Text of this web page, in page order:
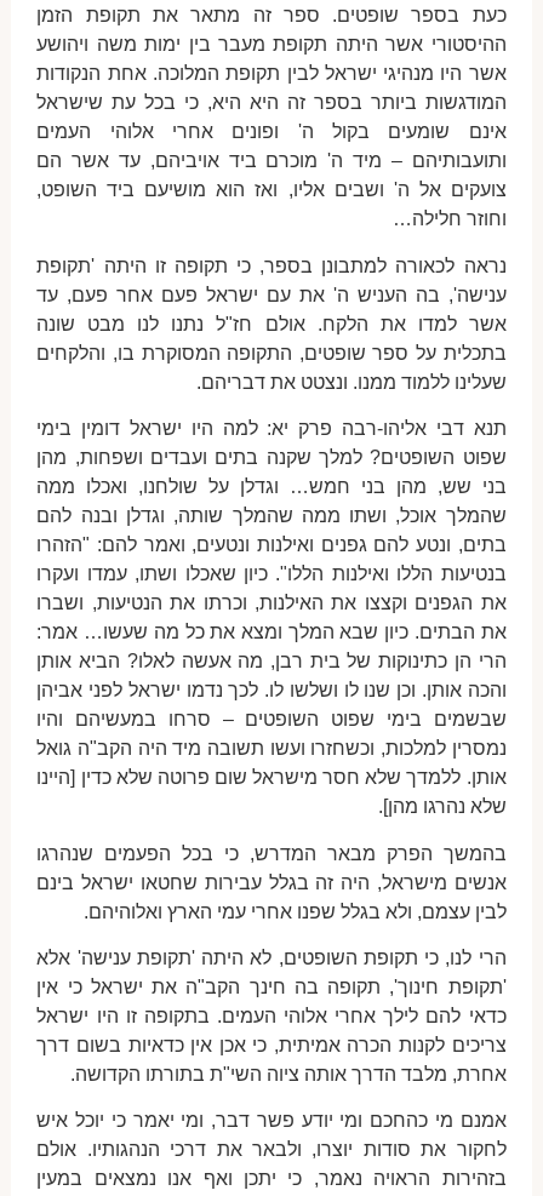
כעת בספר שופטים. ספר זה מתאר את תקופת הזמן
ההיסטורי אשר היתה תקופת מעבר בין ימות משה ויהושע
אשר היו מנהיגי ישראל לבין תקופת המלוכה. אחת הנקודות
המודגשות ביותר בספר זה היא היא, כי בכל עת שישראל
אינם שומעים בקול ה' ופונים אחרי אלוהי העמים
ותועבותיהם – מיד ה' מוכרם ביד אויביהם, עד אשר הם
צועקים אל ה' ושבים אליו, ואז הוא מושיעם ביד השופט,
וחוזר חלילה…
נראה לכאורה למתבונן בספר, כי תקופה זו היתה 'תקופת
ענישה', בה העניש ה' את עם ישראל פעם אחר פעם, עד
אשר למדו את הלקח. אולם חז"ל נתנו לנו מבט שונה
בתכלית על ספר שופטים, התקופה המסוקרת בו, והלקחים
שעלינו ללמוד ממנו. ונצטט את דבריהם.
תנא דבי אליהו-רבה פרק יא: למה היו ישראל דומין בימי
שפוט השופטים? למלך שקנה בתים ועבדים ושפחות, מהן
בני שש, מהן בני חמש… וגדלן על שולחנו, ואכלו ממה
שהמלך אוכל, ושתו ממה שהמלך שותה, וגדלן ובנה להם
בתים, ונטע להם גפנים ואילנות ונטעים, ואמר להם: "הזהרו
בנטיעות הללו ואילנות הללו". כיון שאכלו ושתו, עמדו ועקרו
את הגפנים וקצצו את האילנות, וכרתו את הנטיעות, ושברו
את הבתים. כיון שבא המלך ומצא את כל מה שעשו… אמר:
הרי הן כתינוקות של בית רבן, מה אעשה לאלו? הביא אותן
והכה אותן. וכן שנו לו ושלשו לו. לכך נדמו ישראל לפני אביהן
שבשמים בימי שפוט השופטים – סרחו במעשיהם והיו
נמסרין למלכות, וכשחזרו ועשו תשובה מיד היה הקב"ה גואל
אותן. ללמדך שלא חסר מישראל שום פרוטה שלא כדין [היינו
שלא נהרגו מהן].
בהמשך הפרק מבאר המדרש, כי בכל הפעמים שנהרגו
אנשים מישראל, היה זה בגלל עבירות שחטאו ישראל בינם
לבין עצמם, ולא בגלל שפנו אחרי עמי הארץ ואלוהיהם.
הרי לנו, כי תקופת השופטים, לא היתה 'תקופת ענישה' אלא
'תקופת חינוך', תקופה בה חינך הקב"ה את ישראל כי אין
כדאי להם לילך אחרי אלוהי העמים. בתקופה זו היו ישראל
צריכים לקנות הכרה אמיתית, כי אכן אין כדאיות בשום דרך
אחרת, מלבד הדרך אותה ציוה השי"ת בתורתו הקדושה.
אמנם מי כהחכם ומי יודע פשר דבר, ומי יאמר כי יוכל איש
לחקור את סודות יוצרו, ולבאר את דרכי הנהגותיו. אולם
בזהירות הראויה נאמר, כי יתכן ואף אנו נמצאים במעין